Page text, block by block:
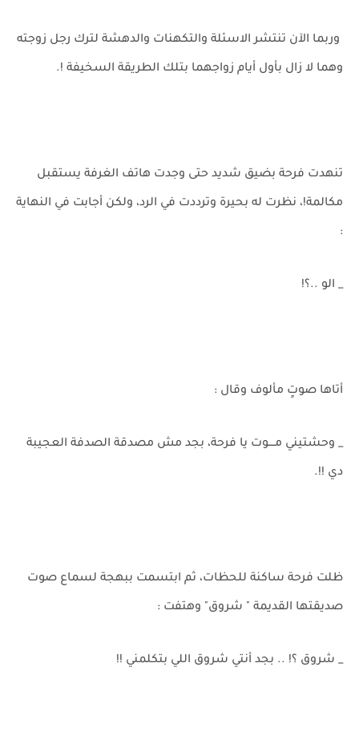
وربما الآن تنتشر الاسئلة والتكهنات والدهشة لترك رجل زوجته
وهما لا زال بأول أيام زواجهما بتلك الطريقة السخيفة !.
تنهدت فرحة بضيق شديد حتى وجدت هاتف الغرفة يستقبل
مكالمة!، نظرت له بحيرة وترددت في الرد، ولكن أجابت في النهاية
:
_ الو ..؟!
أتاها صوتٍ مألوف وقال :
_ وحشتيني مــــوت يا فرحة، بجد مش مصدقة الصدفة العجيبة
دي !!.
ظلت فرحة ساكنة للحظات، ثم ابتسمت ببهجة لسماع صوت
صديقتها القديمة " شروق" وهتفت :
_ شروق ؟! .. بجد أنتي شروق اللي بتكلمني !!